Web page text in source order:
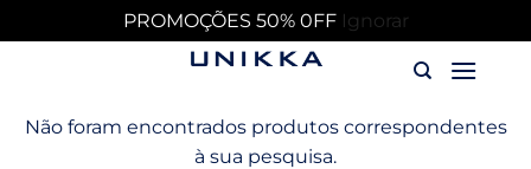
PROMOÇÕES 50% 0FF Ignorar
content
Não foram encontrados produtos correspondentes
à sua pesquisa.